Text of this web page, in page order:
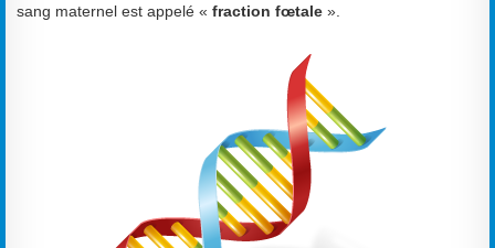
sang maternel est appelé « fraction fœtale ».